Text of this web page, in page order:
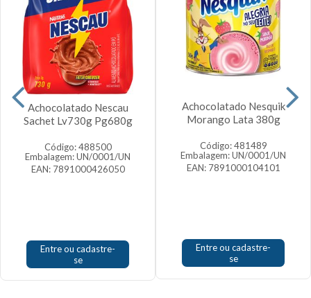
Achocolatado Nescau
Sachet Lv730g Pg680g
Código: 488500
Embalagem: UN/0001/UN
EAN: 7891000426050
Entre ou cadastre-
se
Achocolatado Nesquik
Morango Lata 380g
Código: 481489
Embalagem: UN/0001/UN
EAN: 7891000104101
Entre ou cadastre-
se